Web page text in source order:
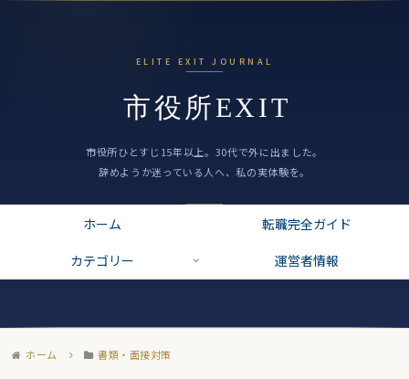
ホーム
転職完全ガイド
カテゴリー
運営者情報
ホーム 書類・面接対策